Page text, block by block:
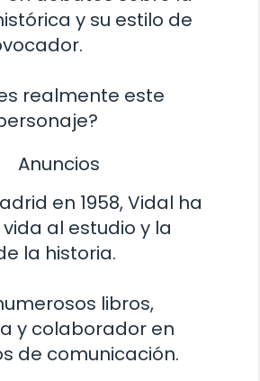
y su estilo de
realmente este
Anuncios
en 1958, Vidal ha
al estudio y la
la historia.
libros,
y colaborador en
de comunicación.